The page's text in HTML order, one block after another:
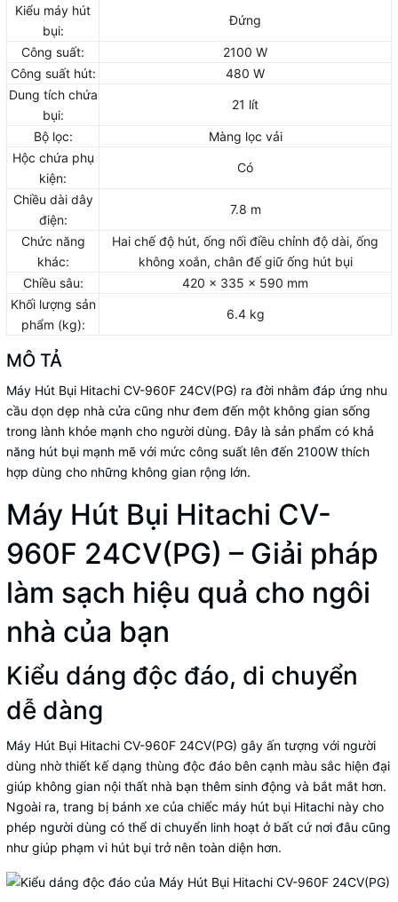
Kiểu máy hút
bụi:
Đứng
Công suất:
2100 W
Công suất hút:
480 W
Dung tích chứa
bụi:
21 lít
Bộ lọc:
Màng lọc vải
Hộc chứa phụ
kiện:
Có
Chiều dài dây
điện:
7.8 m
Chức năng
khác:
Hai chế độ hút, ống nối điều chỉnh độ dài, ống
không xoắn, chân đế giữ ống hút bụi
Chiều sâu:
420 x 335 x 590 mm
Khối lượng sản
phẩm (kg):
6.4 kg
MÔ TẢ
Máy Hút Bụi Hitachi CV-960F 24CV(PG) ra đời nhằm đáp ứng nhu
cầu dọn dẹp nhà cửa cũng như đem đến một không gian sống
trong lành khỏe mạnh cho người dùng. Đây là sản phẩm có khả
năng hút bụi mạnh mẽ với mức công suất lên đến 2100W thích
hợp dùng cho những không gian rộng lớn.
Máy Hút Bụi Hitachi CV-
960F 24CV(PG) – Giải pháp
làm sạch hiệu quả cho ngôi
nhà của bạn
Kiểu dáng độc đáo, di chuyển
dễ dàng
Máy Hút Bụi Hitachi CV-960F 24CV(PG) gây ấn tượng với người
dùng nhờ thiết kế dạng thùng độc đáo bên cạnh màu sắc hiện đại
giúp không gian nội thất nhà bạn thêm sinh động và bắt mắt hơn.
Ngoài ra, trang bị bánh xe của chiếc máy hút bụi Hitachi này cho
phép người dùng có thể di chuyển linh hoạt ở bất cứ nơi đâu cũng
như giúp phạm vi hút bụi trở nên toàn diện hơn.